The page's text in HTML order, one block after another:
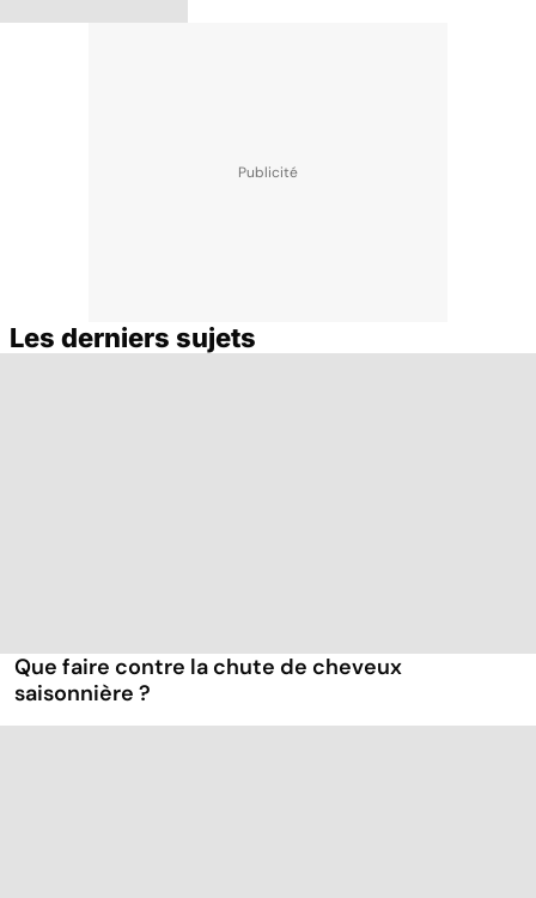
Les derniers sujets
Que faire contre la chute de cheveux
saisonnière ?